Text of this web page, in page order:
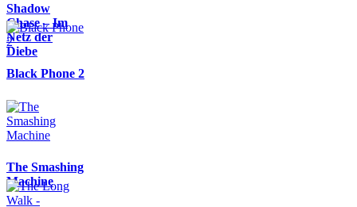
Shadow
Chase – Im
Netz der
Diebe
Black Phone 2
The Smashing
Machine